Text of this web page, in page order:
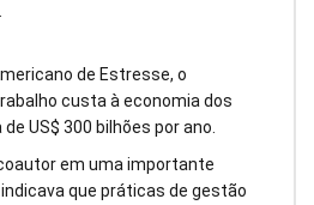
de Estresse, o
custa à economia dos
US$ 300 bilhões por ano.
em uma importante
que práticas de gestão